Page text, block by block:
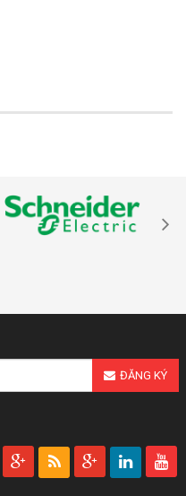
ĐĂNG KÝ